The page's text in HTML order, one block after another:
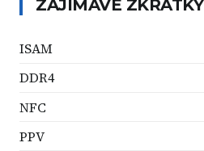
ZAJÍMAVÉ ZKRATKY
ISAM
DDR4
NFC
PPV